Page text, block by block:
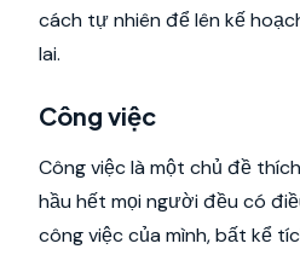
cách tự nhiên để lên kế
lai.
Công việc
Công việc là một chủ đề
hầu hết mọi người đều có
công việc của mình, bất kể